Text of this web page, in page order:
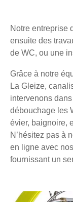
Notre entreprise
ensuite des
de WC, ou une
Grâce à notre
La Gleize,
intervenons
débouchage les
évier, baignoire,
N’hésitez pas à
en ligne avec
fournissant un